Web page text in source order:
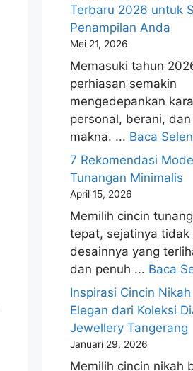
Terbaru 2026 untuk
Penampilan Anda
Mei 21, 2026
Memasuki tahun
perhiasan semakin
mengedepankan
personal, berani,
makna. ... Baca
7 Rekomendasi
Tunangan Minimalis
April 15, 2026
Memilih cincin
tepat, sejatinya tidak
desainnya yang
dan penuh ... Baca
Inspirasi Cincin
Elegan dari Koleksi
Jewellery Tangerang
Januari 29, 2026
Memilih cincin nikah